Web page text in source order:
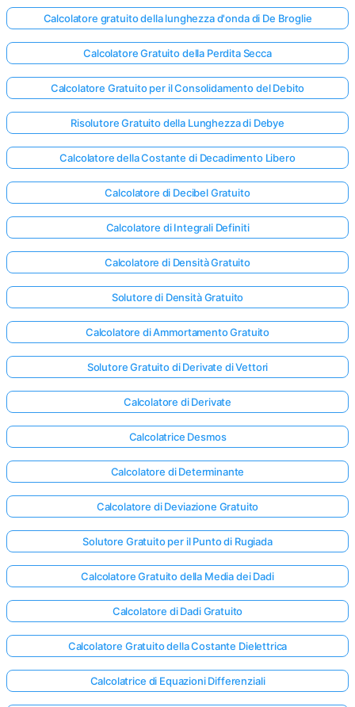
Calcolatore gratuito della lunghezza d'onda di De Broglie
Calcolatore Gratuito della Perdita Secca
Calcolatore Gratuito per il Consolidamento del Debito
Risolutore Gratuito della Lunghezza di Debye
Calcolatore della Costante di Decadimento Libero
Calcolatore di Decibel Gratuito
Calcolatore di Integrali Definiti
Calcolatore di Densità Gratuito
Solutore di Densità Gratuito
Calcolatore di Ammortamento Gratuito
Solutore Gratuito di Derivate di Vettori
Calcolatore di Derivate
Calcolatrice Desmos
Calcolatore di Determinante
Calcolatore di Deviazione Gratuito
Solutore Gratuito per il Punto di Rugiada
Calcolatore Gratuito della Media dei Dadi
Calcolatore di Dadi Gratuito
Calcolatore Gratuito della Costante Dielettrica
Calcolatrice di Equazioni Differenziali